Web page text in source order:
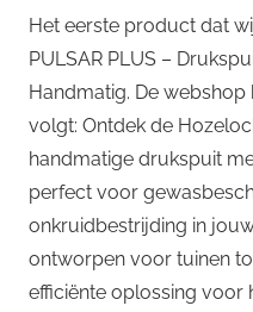
Het eerste product dat
PULSAR PLUS –
Handmatig. De
volgt: Ontdek de
handmatige drukspuit
perfect voor
onkruidbestrijding in
ontworpen voor tuinen
efficiënte oplossing voor